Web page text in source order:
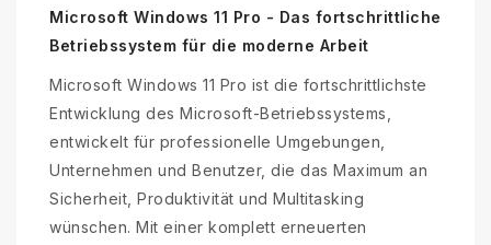
Microsoft Windows 11 Pro - Das fortschrittliche
Betriebssystem für die moderne Arbeit
Microsoft Windows 11 Pro ist die fortschrittlichste
Entwicklung des Microsoft-Betriebssystems,
entwickelt für professionelle Umgebungen,
Unternehmen und Benutzer, die das Maximum an
Sicherheit, Produktivität und Multitasking
wünschen. Mit einer komplett erneuerten